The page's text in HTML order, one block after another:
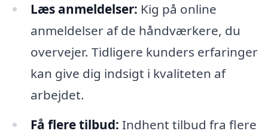
Læs anmeldelser: Kig på online
anmeldelser af de håndværkere, du
overvejer. Tidligere kunders erfaringer
kan give dig indsigt i kvaliteten af
arbejdet.
Få flere tilbud: Indhent tilbud fra flere